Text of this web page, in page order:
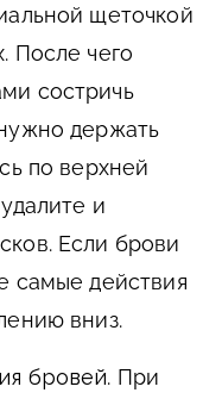
щеточкой
После чего
состричь
держать
по верхней
и
Если брови
самые действия
вниз.
бровей. При